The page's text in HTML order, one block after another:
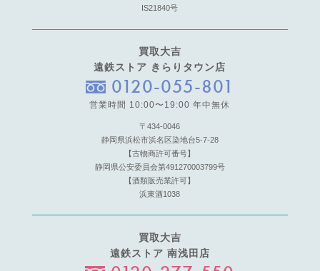
IS21840号
買取大吉
遠鉄ストア きらりタウン店
0120-055-801
営業時間 10:00〜19:00 年中無休
〒434-0046
静岡県浜松市浜名区染地台5-7-28
【古物商許可番号】
静岡県公安委員会第491270003799号
【酒類販売業許可】
浜東酒1038
買取大吉
遠鉄ストア 南浅田店